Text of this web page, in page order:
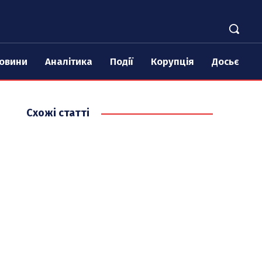
Аналітика Події Корупція Досьє
Схожі статті